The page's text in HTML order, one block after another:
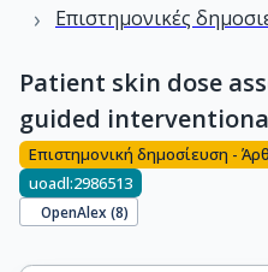
› Επιστημονικές
Patient skin dose
guided
Επιστημονική δημοσίευση -
uoadl:2986513
OpenAlex (8)